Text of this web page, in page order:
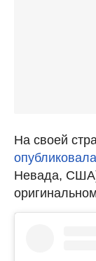
На своей
опубликовала
Невада,